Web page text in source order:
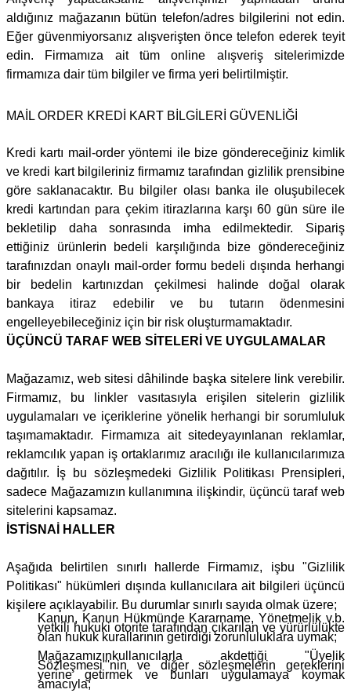
aldığınız mağazanın bütün telefon/adres bilgilerini not edin.
Eğer güvenmiyorsanız alışverişten önce telefon ederek teyit
edin. Firmamıza ait tüm online alışveriş sitelerimizde
firmamıza dair tüm bilgiler ve firma yeri belirtilmiştir.
MAİL ORDER KREDİ KART BİLGİLERİ GÜVENLİĞİ
Kredi kartı mail-order yöntemi ile bize göndereceğiniz kimlik
ve kredi kart bilgileriniz firmamız tarafından gizlilik prensibine
göre saklanacaktır. Bu bilgiler olası banka ile oluşubilecek
kredi kartından para çekim itirazlarına karşı 60 gün süre ile
bekletilip daha sonrasında imha edilmektedir. Sipariş
ettiğiniz ürünlerin bedeli karşılığında bize göndereceğiniz
tarafınızdan onaylı mail-order formu bedeli dışında herhangi
bir bedelin kartınızdan çekilmesi halinde doğal olarak
bankaya itiraz edebilir ve bu tutarın ödenmesini
engelleyebileceğiniz için bir risk oluşturmamaktadır.
ÜÇÜNCÜ TARAF WEB SİTELERİ VE UYGULAMALAR
Mağazamız, web sitesi dâhilinde başka sitelere link verebilir.
Firmamız, bu linkler vasıtasıyla erişilen sitelerin gizlilik
uygulamaları ve içeriklerine yönelik herhangi bir sorumluluk
taşımamaktadır. Firmamıza ait sitedeyayınlanan reklamlar,
reklamcılık yapan iş ortaklarımız aracılığı ile kullanıcılarımıza
dağıtılır. İş bu sözleşmedeki Gizlilik Politikası Prensipleri,
sadece Mağazamızın kullanımına ilişkindir, üçüncü taraf web
sitelerini kapsamaz.
İSTİSNAİ HALLER
Aşağıda belirtilen sınırlı hallerde Firmamız, işbu "Gizlilik
Politikası" hükümleri dışında kullanıcılara ait bilgileri üçüncü
kişilere açıklayabilir. Bu durumlar sınırlı sayıda olmak üzere;
Kanun, Kanun Hükmünde Kararname, Yönetmelik v.b.
yetkili hukuki otorite tarafından çıkarılan ve yürürlülükte
olan hukuk kurallarının getirdiği zorunluluklara uymak;
Mağazamızınkullanıcılarla akdettiği "Üyelik
Sözleşmesi"'nin ve diğer sözleşmelerin gereklerini
yerine getirmek ve bunları uygulamaya koymak
amacıyla;